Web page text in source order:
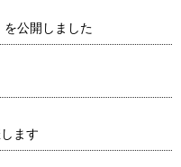
を公開しました
ます